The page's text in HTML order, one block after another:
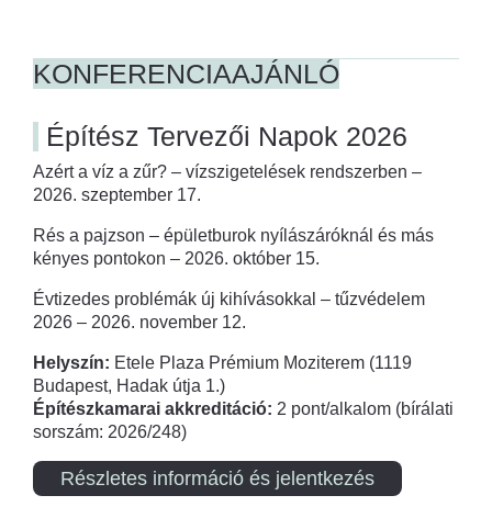
KONFERENCIAAJÁNLÓ
Építész Tervezői Napok 2026
Azért a víz a zűr? – vízszigetelések rendszerben –
2026. szeptember 17.
Rés a pajzson – épületburok nyílászáróknál és más
kényes pontokon – 2026. október 15.
Évtizedes problémák új kihívásokkal – tűzvédelem
2026 – 2026. november 12.
Helyszín: Etele Plaza Prémium Moziterem (1119
Budapest, Hadak útja 1.)
Építészkamarai akkreditáció: 2 pont/alkalom (bírálati
sorszám: 2026/248)
Részletes információ és jelentkezés